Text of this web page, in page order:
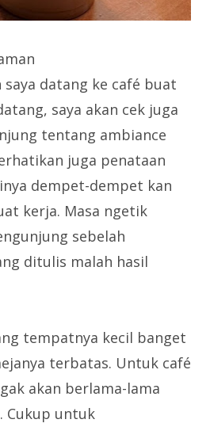
saya datang ke café buat
saya akan cek juga
tentang ambiance
juga penataan
dempet-dempet kan
kerja. Masa ngetik
sebelah
ditulis malah hasil
tempatnya kecil banget
terbatas. Untuk café
akan berlama-lama
Cukup untuk